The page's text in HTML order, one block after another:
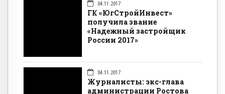
04.11.2017
ГК «ЮгСтройИнвест»
получила звание
«Надежный застройщик
России 2017»
04.11.2017
Журналисты: экс-глава
администрации Ростова